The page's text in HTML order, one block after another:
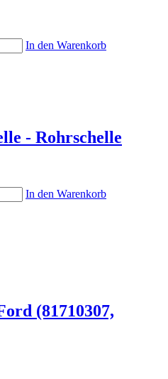
In den Warenkorb
- Rohrschelle
In den Warenkorb
(81710307,